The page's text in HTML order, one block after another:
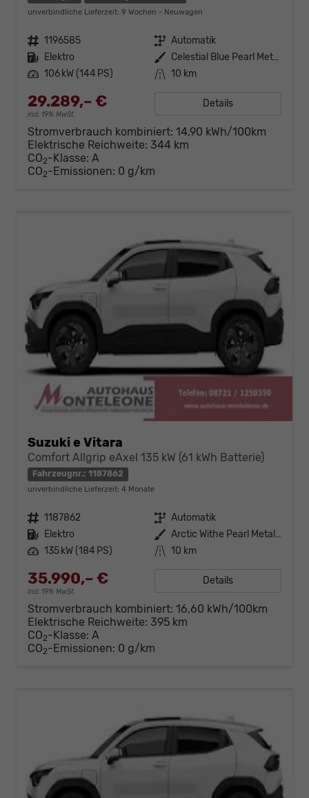
unverbindliche Lieferzeit: 9 Wochen Neuwagen
Fahrzeugnr. 1196585 Getriebe Automatik
Kraftstoff Elektro Außenfarbe
Celestial Blue Pearl Metallic
Leistung 106 kW (144 PS) Kilometerstand 10 km
29.289,– €
incl. 19% MwSt.
Details
Stromverbrauch kombiniert: 14,90 kWh/100km
Elektrische Reichweite: 344 km
CO2-Klasse: A
CO2-Emissionen: 0 g/km
Suzuki e Vitara
Comfort Allgrip eAxel 135 kW (61 kWh Batterie)
Fahrzeugnr.: 1187862
unverbindliche Lieferzeit: 4 Monate
Fahrzeugnr. 1187862 Getriebe Automatik
Kraftstoff Elektro Außenfarbe
Arctic Withe Pearl Metallic
Leistung 135 kW (184 PS) Kilometerstand 10 km
35.990,– €
incl. 19% MwSt.
Details
Stromverbrauch kombiniert: 16,60 kWh/100km
Elektrische Reichweite: 395 km
CO2-Klasse: A
CO2-Emissionen: 0 g/km